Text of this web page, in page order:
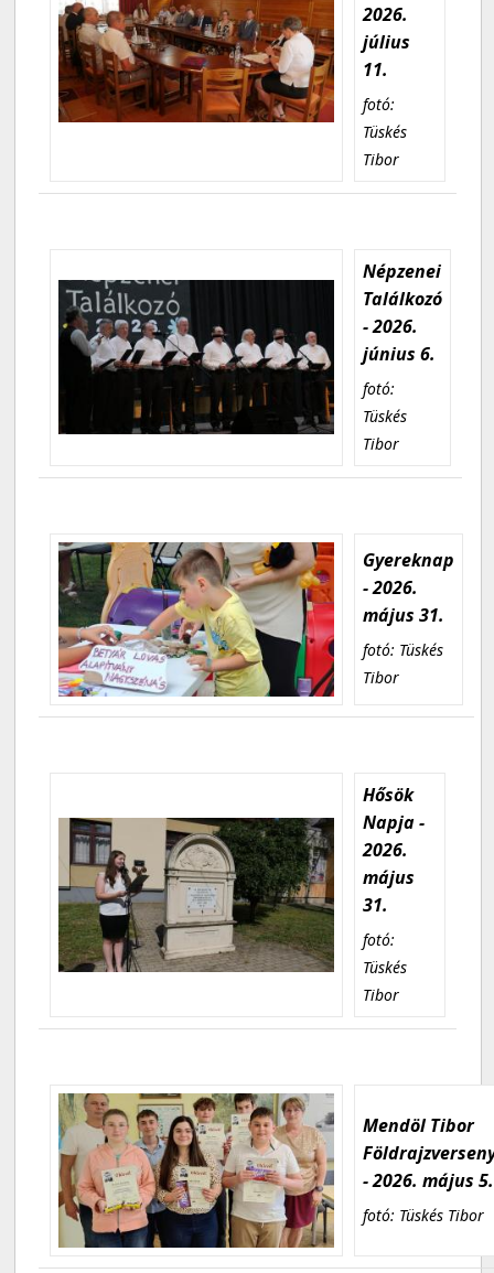
2026.
július
11.
fotó:
Tüskés
Tibor
Népzenei
Találkozó
- 2026.
június 6.
fotó:
Tüskés
Tibor
Gyereknap
- 2026.
május 31.
fotó: Tüskés
Tibor
Hősök
Napja -
2026.
május
31.
fotó:
Tüskés
Tibor
Mendöl Tibor
- 2026. május 5.
fotó: Tüskés Tibor